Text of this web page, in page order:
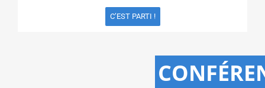
C’EST PARTI !